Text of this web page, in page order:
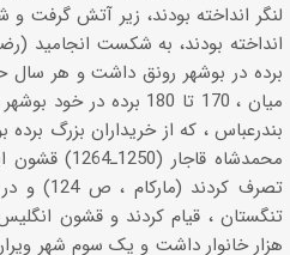
لنگر انداخته بودند، زیر آتش گرفت
برده در بوشهر رونق داشت و هر سال
میان ، 170 تا 180
محمدشاه